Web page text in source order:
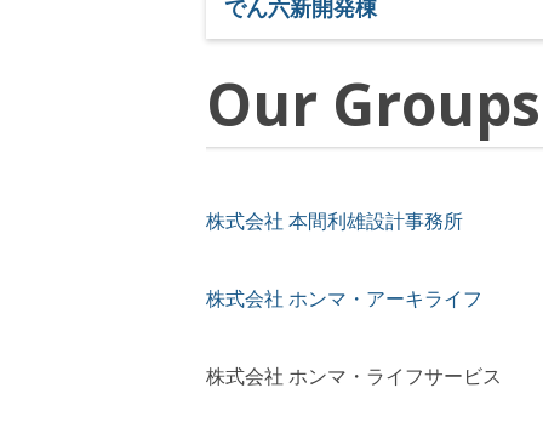
でん六新開発棟
Our Groups
株式会社 本間利雄設計事務所
株式会社 ホンマ・アーキライフ
株式会社 ホンマ・ライフサービス